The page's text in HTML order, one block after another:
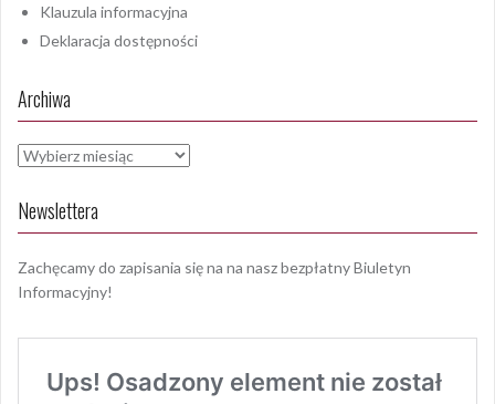
Klauzula informacyjna
Deklaracja dostępności
Archiwa
Archiwa
Newslettera
Zachęcamy do zapisania się na na nasz bezpłatny Biuletyn
Informacyjny!